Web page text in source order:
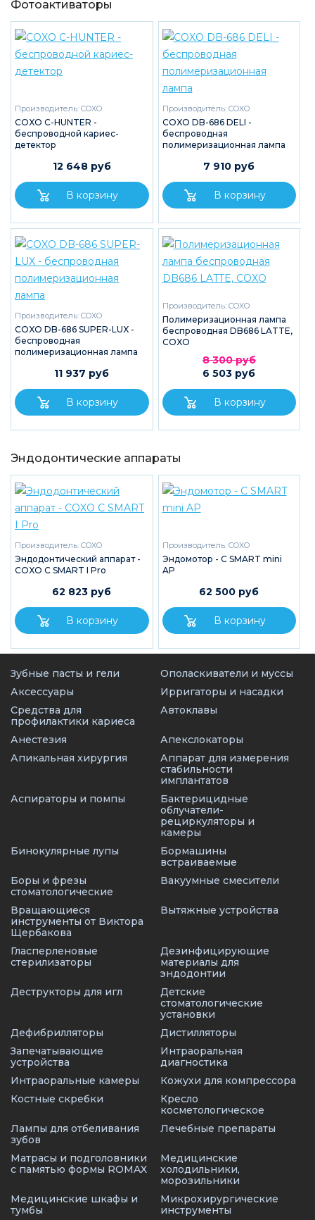
Фотоактиваторы
Производитель: COXO
COXO C-HUNTER -
беспроводной кариес-
детектор
12 648 руб
Производитель: COXO
COXO DB-686 DELI -
беспроводная
полимеризационная лампа
7 910 руб
Производитель: COXO
COXO DB-686 SUPER-LUX -
беспроводная
полимеризационная лампа
11 937 руб
Производитель: COXO
Полимеризационная лампа
беспроводная DB686 LATTE,
COXO
8 300 руб
6 503 руб
Эндодонтические аппараты
Производитель: COXO
Эндодонтический аппарат -
COXO C SMART I Pro
62 823 руб
Производитель: COXO
Эндомотор - C SMART mini
AP
62 500 руб
Зубные пасты и гели
Ополаскиватели и муссы
Аксессуары
Ирригаторы и насадки
Средства для
профилактики кариеса
Автоклавы
Анестезия
Апекслокаторы
Апикальная хирургия
Аппарат для измерения
стабильности
имплантатов
Аспираторы и помпы
Бактерицидные
облучатели-
рециркуляторы и
камеры
Бинокулярные лупы
Бормашины
встраиваемые
Боры и фрезы
стоматологические
Вакуумные смесители
Вращающиеся
инструменты от Виктора
Щербакова
Вытяжные устройства
Гласперленовые
стерилизаторы
Дезинфицирующие
материалы для
эндодонтии
Деструкторы для игл
Детские
стоматологические
установки
Дефибрилляторы
Дистилляторы
Запечатывающие
устройства
Интраоральная
диагностика
Интраоральные камеры
Кожухи для компрессора
Костные скребки
Кресло
косметологическое
Лампы для отбеливания
зубов
Лечебные препараты
Матрасы и подголовники
с памятью формы ROMAX
Медицинские
холодильники,
морозильники
Медицинские шкафы и
тумбы
Микрохирургические
инструменты